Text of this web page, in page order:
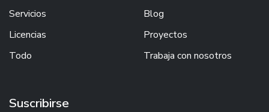
Servicios
Licencias
Todo
Blog
Proyectos
Trabaja con nosotros
Suscribirse